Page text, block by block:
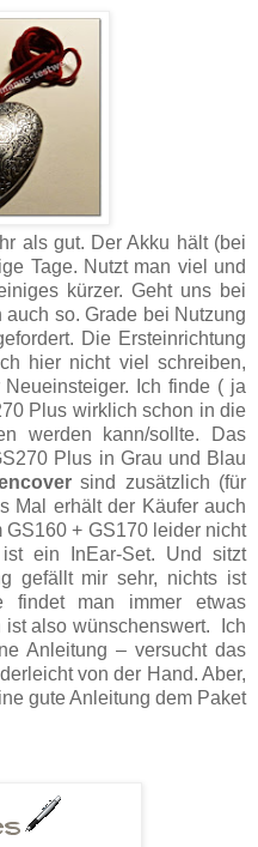
als gut. Der Akku hält (bei
Tage. Nutzt man viel und
kürzer. Geht uns bei
so. Grade bei Nutzung
Die Ersteinrichtung
hier nicht viel schreiben,
Ich finde ( ja
Plus wirklich schon in die
werden kann/sollte. Das
Plus in Grau und Blau
sind zusätzlich (für
Mal erhält der Käufer auch
+ GS170 leider nicht
ein InEar-Set. Und sitzt
gefällt mir sehr, nichts ist
findet man immer etwas
ist also wünschenswert. Ich
Anleitung – versucht das
von der Hand. Aber,
gute Anleitung dem Paket